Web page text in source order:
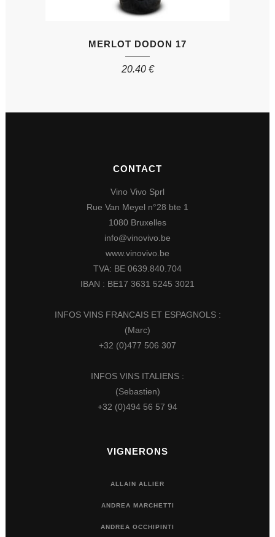
MERLOT DODON 17
20.40 €
CONTACT
Vino Vivo Sprl
Rue Van Meyel n°28 bte 1
1080 Bruxelles
info@vinovivo.be
www.vinovivo.be
TVA: BE 0639.840.704
IBAN : BE17 3631 5245 3021
INFOS VINS FRANCAIS ET ESPAGNOLS :
(Marc)
+32 (0)477 506 307
INFOS VINS ITALIENS :
(Sebastien)
+32 (0)494 56 57 94
VIGNERONS
ALLAIN ALLIER
ANDREA MARCHETTI
ANDREA OCCHIPINTI